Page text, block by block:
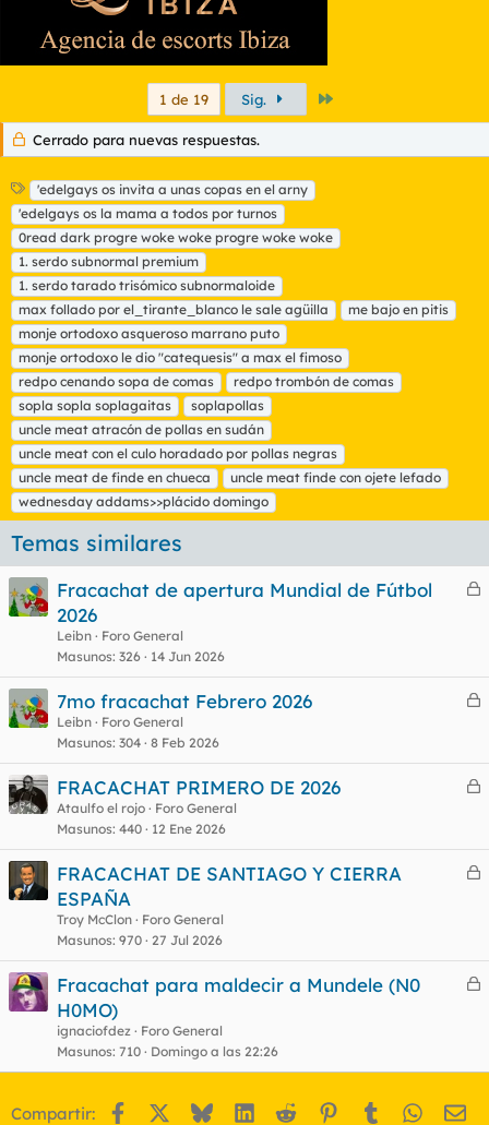
1 de 19 Sig.
Cerrado para nuevas respuestas.
E
t
i
q
u
e
t
a
s
'edelgays os invita a unas copas en el arny
'edelgays os la mama a todos por turnos
0read dark progre woke woke progre woke woke
1. serdo subnormal premium
1. serdo tarado trisómico subnormaloide
max follado por el_tirante_blanco le sale agüilla
me bajo en pitis
monje ortodoxo asqueroso marrano puto
monje ortodoxo le dio "catequesis" a max el fimoso
redpo cenando sopa de comas
redpo trombón de comas
sopla sopla soplagaitas
soplapollas
uncle meat atracón de pollas en sudán
uncle meat con el culo horadado por pollas negras
uncle meat de finde en chueca
uncle meat finde con ojete lefado
wednesday addams>>plácido domingo
Temas similares
C
a
d
Fracachat de apertura Mundial de Fútbol
2026
Leibn
Foro General
Masunos 326 14 Jun 2026
C
r
a
7mo fracachat Febrero 2026
Leibn
Foro General
Masunos 304 8 Feb 2026
C
r
a
FRACACHAT PRIMERO DE 2026
Ataulfo el rojo
Foro General
Masunos 440 12 Ene 2026
C
a
d
FRACACHAT DE SANTIAGO Y CIERRA
ESPAÑA
Troy McClon
Foro General
Masunos 970 27 Jul 2026
C
a
Fracachat para maldecir a Mundele (N0
H0MO)
ignaciofdez
Foro General
Masunos 710 Domingo a las 22:26
Compartir: Facebook BlueskyLinkedIn
Reddit Pinterest
Tumblr